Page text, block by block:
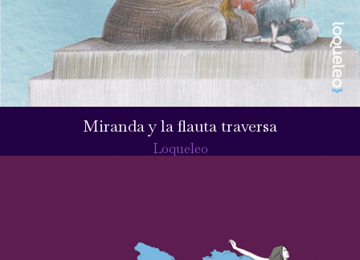
Miranda y la flauta traversa
Loqueleo